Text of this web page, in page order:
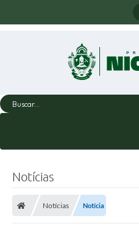
Buscar...
Notícias
Notícias Notícia